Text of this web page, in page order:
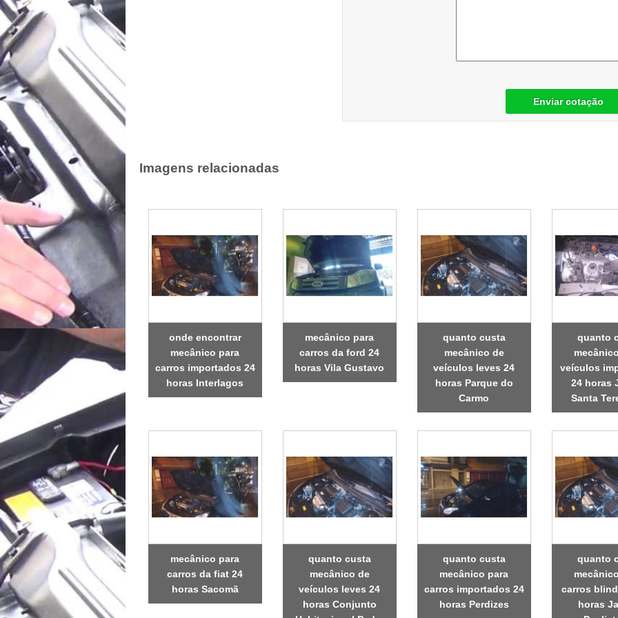
Enviar cotação
Imagens relacionadas
onde encontrar
mecânico para
carros importados 24
horas Interlagos
mecânico para
carros da ford 24
horas Vila Gustavo
quanto custa
mecânico de
veículos leves 24
horas Parque do
Carmo
quanto
veículos
24 horas
Santa
mecânico para
carros da fiat 24
horas Sacomã
quanto custa
mecânico de
veículos leves 24
horas Conjunto
quanto custa
mecânico para
carros importados 24
horas Perdizes
quanto
carros
horas